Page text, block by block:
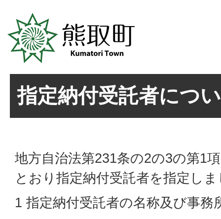
指定納付受託者につ
地方自治法第231条の2の3の第1
とおり指定納付受託者を指定し
1 指定納付受託者の名称及び事務